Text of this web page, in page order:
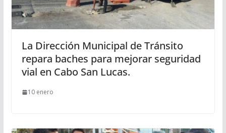
La Dirección Municipal de Tránsito
repara baches para mejorar seguridad
vial en Cabo San Lucas.
10 enero